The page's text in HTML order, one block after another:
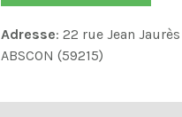
Adresse: 22 rue Jean Jaurès
ABSCON (59215)